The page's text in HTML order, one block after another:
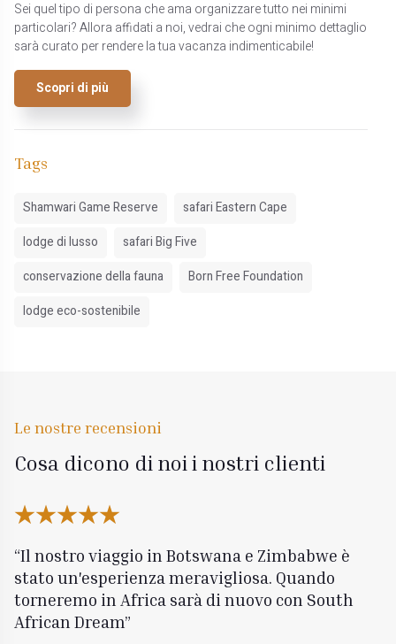
Sei quel tipo di persona che ama organizzare tutto nei minimi
particolari? Allora affidati a noi, vedrai che ogni minimo dettaglio
sarà curato per rendere la tua vacanza indimenticabile!
Scopri di più
Tags
Shamwari Game Reserve
safari Eastern Cape
lodge di lusso
safari Big Five
conservazione della fauna
Born Free Foundation
lodge eco-sostenibile
Le nostre recensioni
Cosa dicono di noi i nostri clienti
Il nostro viaggio in Botswana e Zimbabwe è
stato un'esperienza meravigliosa. Quando
torneremo in Africa sarà di nuovo con South
African Dream